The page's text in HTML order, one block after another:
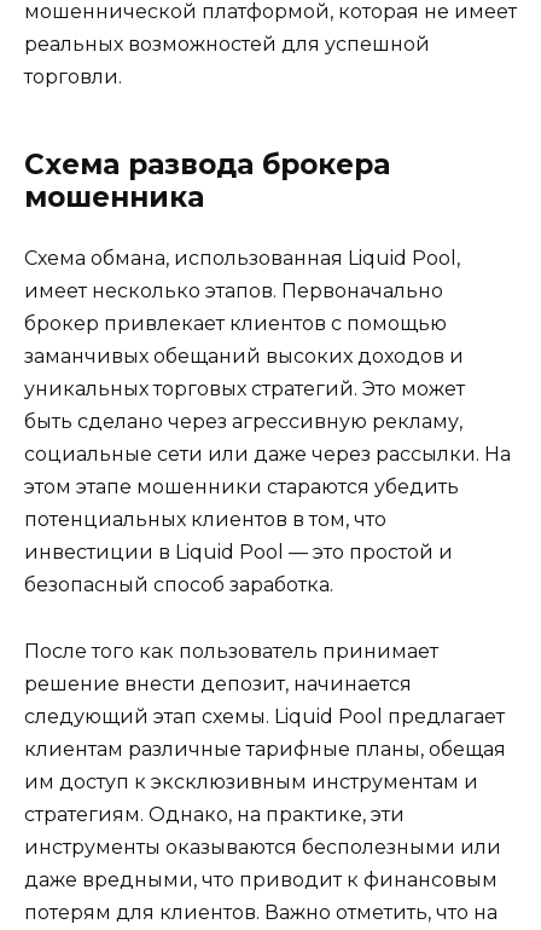
мошеннической платформой, которая не имеет
реальных возможностей для успешной
торговли.
Схема развода брокера
мошенника
Схема обмана, использованная Liquid Pool,
имеет несколько этапов. Первоначально
брокер привлекает клиентов с помощью
заманчивых обещаний высоких доходов и
уникальных торговых стратегий. Это может
быть сделано через агрессивную рекламу,
социальные сети или даже через рассылки. На
этом этапе мошенники стараются убедить
потенциальных клиентов в том, что
инвестиции в Liquid Pool — это простой и
безопасный способ заработка.
После того как пользователь принимает
решение внести депозит, начинается
следующий этап схемы. Liquid Pool предлагает
клиентам различные тарифные планы, обещая
им доступ к эксклюзивным инструментам и
стратегиям. Однако, на практике, эти
инструменты оказываются бесполезными или
даже вредными, что приводит к финансовым
потерям для клиентов. Важно отметить, что на